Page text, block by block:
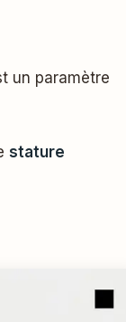
un paramètre
stature